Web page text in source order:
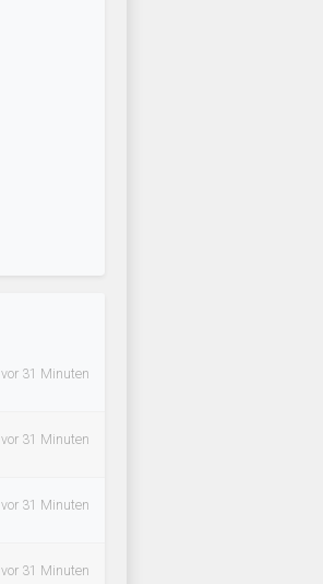
vor 31 Minuten
vor 31 Minuten
vor 31 Minuten
vor 31 Minuten